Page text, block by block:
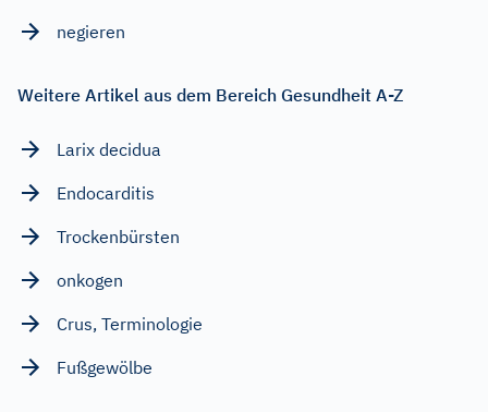
negieren
Weitere Artikel aus dem Bereich Gesundheit A-Z
Larix decidua
Endocarditis
Trockenbürsten
onkogen
Crus, Terminologie
Fußgewölbe